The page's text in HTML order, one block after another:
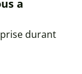
a
durant